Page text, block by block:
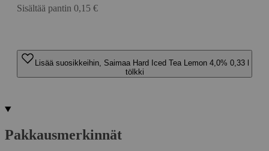
Sisältää pantin 0,15 €
Lisää suosikkeihin, Saimaa Hard Iced Tea Lemon 4,0% 0,33 l
tölkki
Pakkausmerkinnät